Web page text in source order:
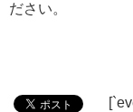
ださい。